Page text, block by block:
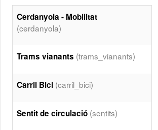
Cerdanyola - Mobilitat
(cerdanyola)
Trams vianants (trams_vianants)
Carril Bici (carril_bici)
Sentit de circulació (sentits)